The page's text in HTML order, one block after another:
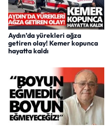
Aydın’da yürekleri ağza
getiren olay! Kemer kopunca
hayatta kaldı